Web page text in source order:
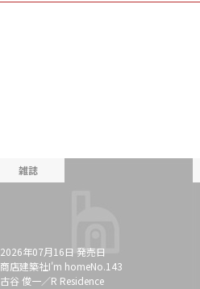
雑誌
2026年07月16日 発売日
商店建築社I'm homeNo.143
古谷 俊一／R Residence